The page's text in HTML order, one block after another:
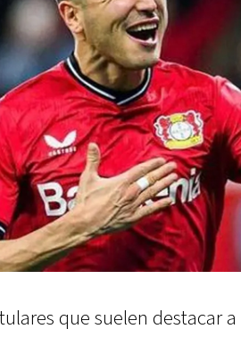
que suelen destacar